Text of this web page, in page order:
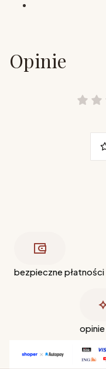
Opinie
bezpieczne płatności